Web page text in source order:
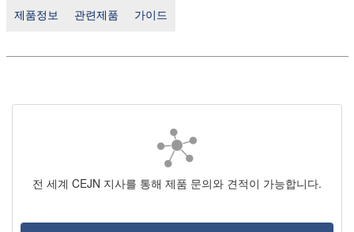
제품정보 관련제품 가이드
전 세계 CEJN 지사를 통해 제품 문의와 견적이 가능합니다.